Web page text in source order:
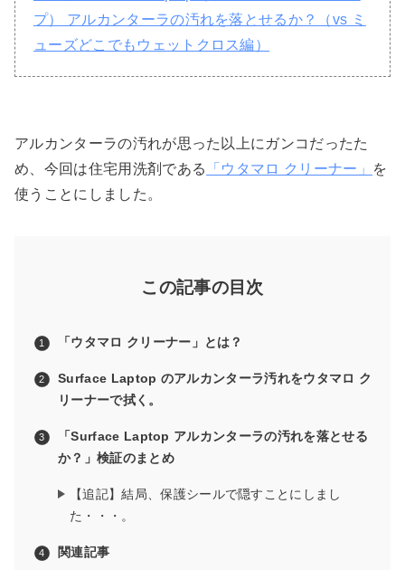
プ） アルカンターラの汚れを落とせるか？（vs ミ
ューズどこでもウェットクロス編）
アルカンターラの汚れが思った以上にガンコだったた
め、今回は住宅用洗剤である
「ウタマロ クリーナー」
を
使うことにしました。
この記事の目次
「ウタマロ クリーナー」とは？
Surface Laptop のアルカンターラ汚れをウタマロ ク
リーナーで拭く。
「Surface Laptop アルカンターラの汚れを落とせる
か？」検証のまとめ
【追記】結局、保護シールで隠すことにしまし
た・・・。
関連記事